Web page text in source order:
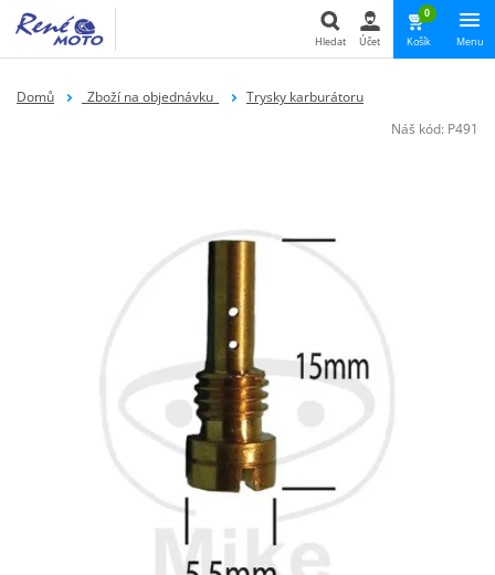
Hledat Účet
0
Košík Menu
Domů _Zboží na objednávku_
Trysky karburátoru
Náš kód: P491